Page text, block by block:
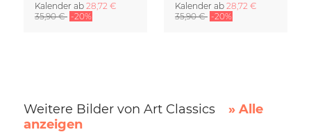
Kalender ab 28,72 €
35,90 € -20%
Kalender ab 28,72 €
35,90 € -20%
Weitere Bilder von Art Classics
» Alle
anzeigen